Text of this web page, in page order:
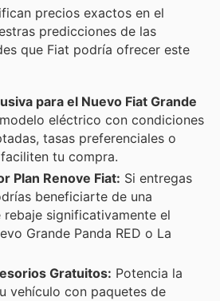
precios exactos en el
predicciones de las
que Fiat podría ofrecer este
para el Nuevo Fiat Grande
eléctrico con condiciones
tasas preferenciales o
tu compra.
Plan Renove Fiat: Si entregas
beneficiarte de una
significativamente el
Grande Panda RED o La
Gratuitos: Potencia la
vehículo con paquetes de